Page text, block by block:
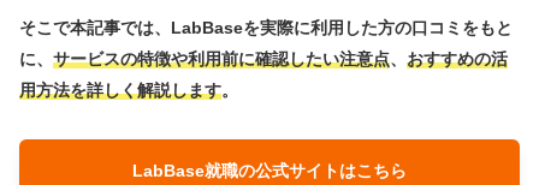
そこで本記事では、LabBaseを実際に利用した方の口コミをもと
に、 サービスの特徴や利用前に確認したい注意点、 おすすめの活
用方法を詳しく解説します。
LabBase就職の公式サイトはこちら